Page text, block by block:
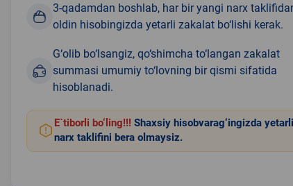
3-qadamdan boshlab, har bir yangi narx
oldin hisobingizda yetarli zakalat bo‘lishi kerak.
G‘olib bo‘lsangiz, qo‘shimcha to‘langan zakalat
summasi umumiy to‘lovning bir qismi sifatida
hisoblanadi.
E`tiborli bo‘ling!!! Shaxsiy hisobvarag‘ingizda
narx taklifini bera olmaysiz.